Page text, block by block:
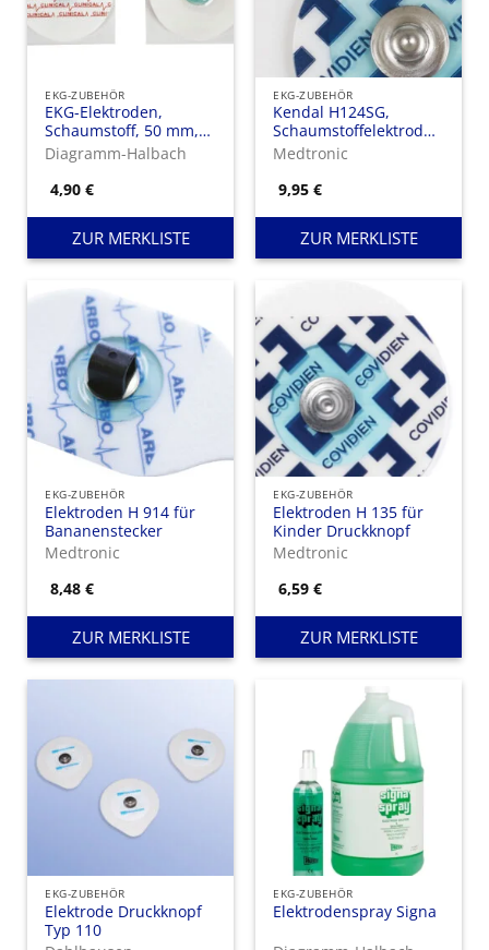
EKG-ZUBEHÖR
EKG-Elektroden,
Schaumstoff, 50 mm,
Flüssiggel, Ag/AgCl,
Diagramm-Halbach
4,90€
ZUR MERKLISTE
EKG-ZUBEHÖR
Kendal H124SG,
Schaumstoffelektroden,
Solid Gel, Druckknopf
Medtronic
9,95€
ZUR MERKLISTE
EKG-ZUBEHÖR
Elektroden H 914 für
Bananenstecker
Medtronic
8,48€
ZUR MERKLISTE
EKG-ZUBEHÖR
Elektroden H 135 für
Kinder Druckknopf
Medtronic
6,59€
ZUR MERKLISTE
EKG-ZUBEHÖR
Elektrode Druckknopf
Typ 110
EKG-ZUBEHÖR
Elektrodenspray Signa